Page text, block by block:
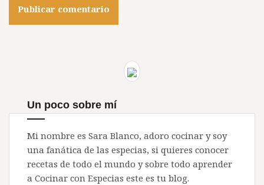
Un poco sobre mí
Mi nombre es Sara Blanco, adoro cocinar y soy
una fanática de las especias, si quieres conocer
recetas de todo el mundo y sobre todo aprender
a Cocinar con Especias este es tu blog.